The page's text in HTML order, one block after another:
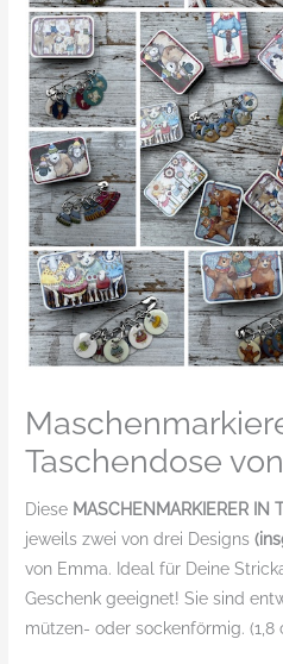
Taschendose
Diese MASCHENMARKIERER IN
jeweils zwei von drei Designs
von Emma. Ideal für Deine
Geschenk geeignet! Sie sind
mützen- oder sockenförmig. (1,8